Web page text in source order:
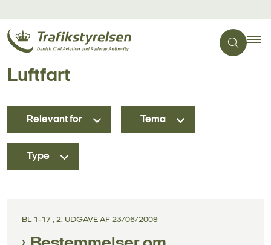
Luftfart
Relevant for Tema
Type
BL 1-17 , 2. UDGAVE AF 23/06/2009